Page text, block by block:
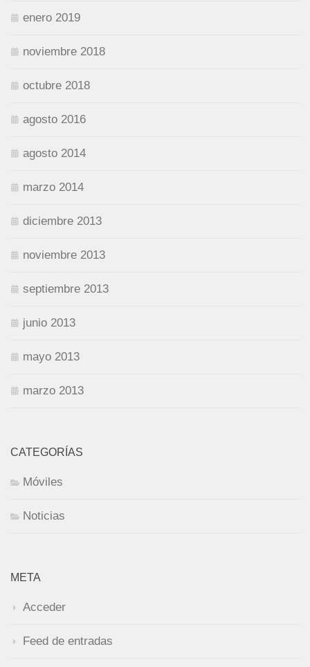
enero 2019
noviembre 2018
octubre 2018
agosto 2016
agosto 2014
marzo 2014
diciembre 2013
noviembre 2013
septiembre 2013
junio 2013
mayo 2013
marzo 2013
CATEGORÍAS
Móviles
Noticias
META
Acceder
Feed de entradas